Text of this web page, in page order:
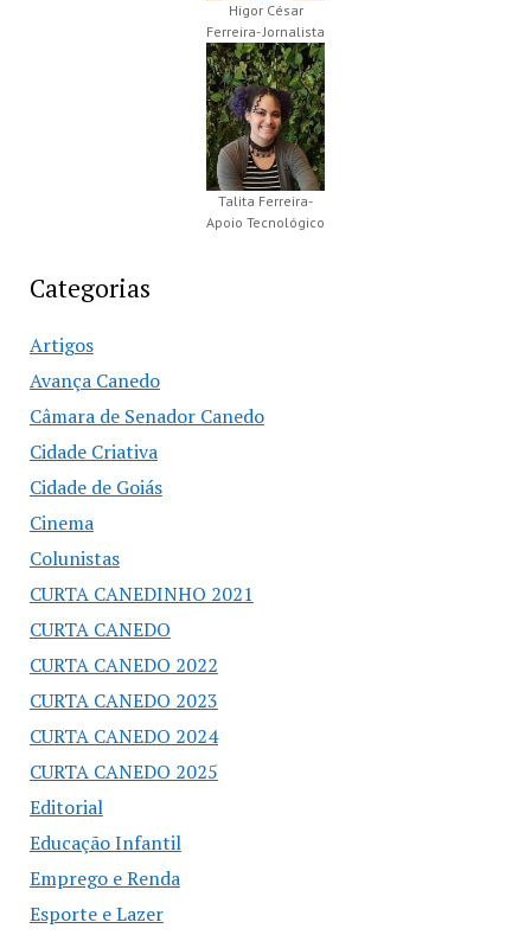
Higor César
Ferreira- Jornalista
Talita Ferreira-
Apoio Tecnológico
Categorias
Artigos
Avança Canedo
Câmara de Senador Canedo
Cidade Criativa
Cidade de Goiás
Cinema
Colunistas
CURTA CANEDINHO 2021
CURTA CANEDO
CURTA CANEDO 2022
CURTA CANEDO 2023
CURTA CANEDO 2024
CURTA CANEDO 2025
Editorial
Educação Infantil
Emprego e Renda
Esporte e Lazer